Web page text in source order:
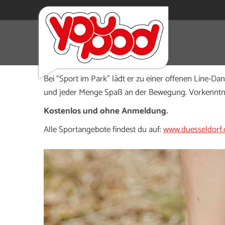
Tanzen unter freiem Himmel: Jeden Freitag um
den Musikpavillon im Schlosspark Eller zum Beben.
Bei “Sport im Park” lädt er zu einer offenen Line-
und jeder Menge Spaß an der Bewegung.
Kostenlos und ohne Anmeldung.
Alle Sportangebote findest du auf: